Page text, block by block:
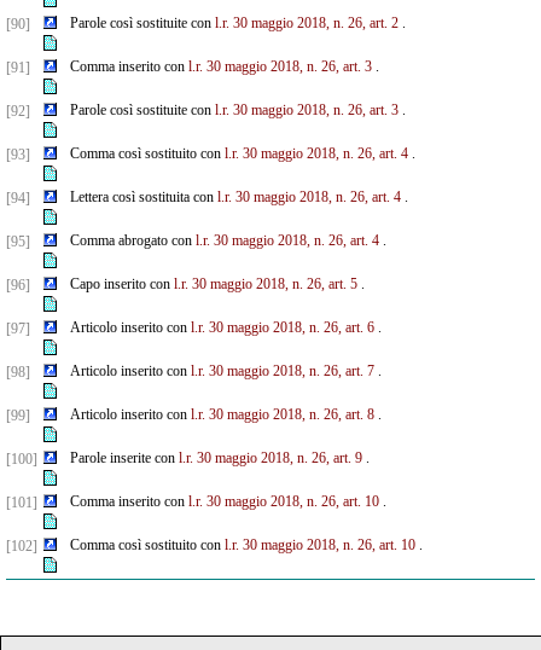
[90] Parole così sostituite con l.r. 30 maggio 2018, n. 26, art. 2.
[91] Comma inserito con l.r. 30 maggio 2018, n. 26, art. 3.
[92] Parole così sostituite con l.r. 30 maggio 2018, n. 26, art. 3.
[93] Comma così sostituito con l.r. 30 maggio 2018, n. 26, art. 4.
[94] Lettera così sostituita con l.r. 30 maggio 2018, n. 26, art. 4.
[95] Comma abrogato con l.r. 30 maggio 2018, n. 26, art. 4.
[96] Capo inserito con l.r. 30 maggio 2018, n. 26, art. 5.
[97] Articolo inserito con l.r. 30 maggio 2018, n. 26, art. 6.
[98] Articolo inserito con l.r. 30 maggio 2018, n. 26, art. 7.
[99] Articolo inserito con l.r. 30 maggio 2018, n. 26, art. 8.
[100] Parole inserite con l.r. 30 maggio 2018, n. 26, art. 9.
[101] Comma inserito con l.r. 30 maggio 2018, n. 26, art. 10.
[102] Comma così sostituito con l.r. 30 maggio 2018, n. 26, art. 10.